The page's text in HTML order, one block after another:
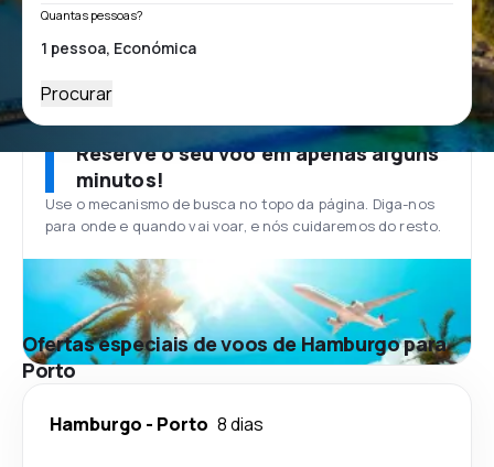
Quantas pessoas?
Procurar
Reserve o seu voo em apenas alguns
minutos!
Use o mecanismo de busca no topo da página. Diga-nos
para onde e quando vai voar, e nós cuidaremos do resto.
Ofertas especiais de voos de Hamburgo para
Porto
Hamburgo - Porto 8 dias